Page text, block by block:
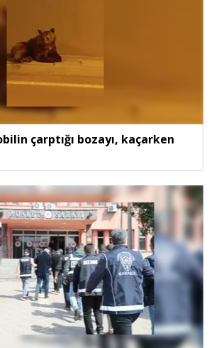
çarptığı bozayı, kaçarken